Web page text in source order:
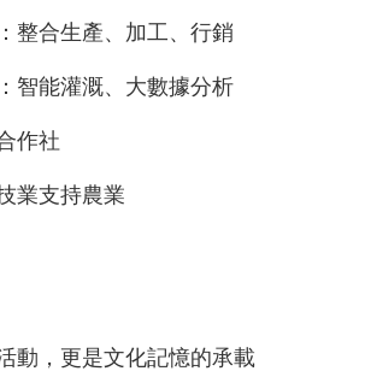
整合生產、加工、行銷
智能灌溉、大數據分析
作社
業支持農業
動，更是文化記憶的承載